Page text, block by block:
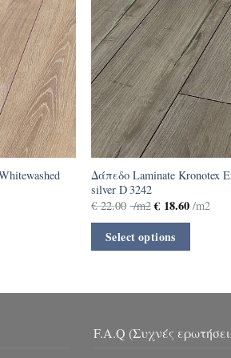
Δάπεδο Laminate Kronotex
silver D 3242
€22.00 /m2 €18.60/m2
Select options
F.A.Q (Συχνές